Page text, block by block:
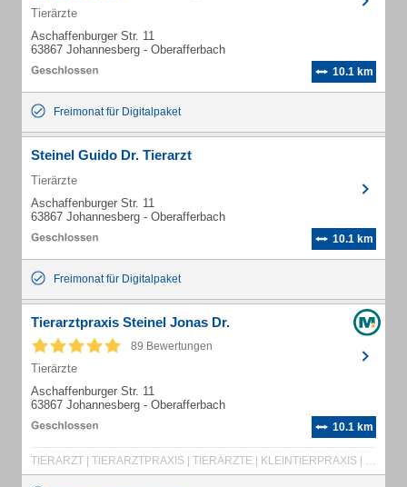
Tierärzte
Aschaffenburger Str. 11
63867 Johannesberg - Oberafferbach
10.1 km
Freimonat für Digitalpaket
Steinel Guido Dr. Tierarzt
Tierärzte
Aschaffenburger Str. 11
63867 Johannesberg - Oberafferbach
10.1 km
Freimonat für Digitalpaket
Tierarztpraxis Steinel Jonas Dr.
89 Bewertungen
Tierärzte
Aschaffenburger Str. 11
63867 Johannesberg - Oberafferbach
10.1 km
TIERARZT | TIERARZTPRAXIS | TIERÄRZTE | KLEINTIERPRAXIS | WELPENVERMITTLUNG | FUTTER | TIERFUTTER | HEIMTIERE | NOTDIENST | CHIRURGIE | GELENKCHIRURGIE | DERMATOLOGIE OPHTALMOLOGIE | HUND | KATZE | ONLINE-TERMINVERGABE | DENTALBEHANDLUNG U. CHIRURGIE | NOTFALL | KASTRATION | ZAHNKORREKTUR | ULTRASCHALL | PATELLA-LUXATION | OPERATIONEN | NOTFÄLLE JEDERZEIT | MD-RÖNTGEN | KLEINTIERE | HAUSEIGENES LABOR | FACHTIERARZT | EIGENES LABOR | DIGITALES RÖNTGEN | DIGITALES RÖNTGEN | ALLERGIEDIAGNOSTIK